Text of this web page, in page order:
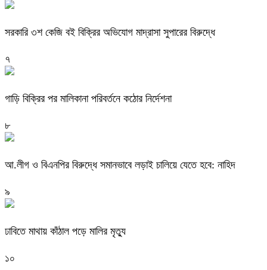
সরকারি ৩শ কেজি বই বিক্রির অভিযোগ মাদ্রাসা সুপারের বিরুদ্ধে
৭
গাড়ি বিক্রির পর মালিকানা পরিবর্তনে কঠোর নির্দেশনা
৮
আ.লীগ ও বিএনপির বিরুদ্ধে সমানভাবে লড়াই চালিয়ে যেতে হবে: নাহিদ
৯
ঢাবিতে মাথায় কাঁঠাল পড়ে মালির মৃত্যু
১০